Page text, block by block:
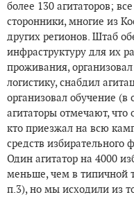
более 130 агитаторов;
сторонники, многие из
других регионов. Штаб
инфраструктуру для их
проживания,
логистику, снабдил
организовал обучение (в
агитаторы отмечают, что
кто приезжал на всю
средств
Один агитатор на 4000
меньше, чем в типичной
п.3), но мы исходили из